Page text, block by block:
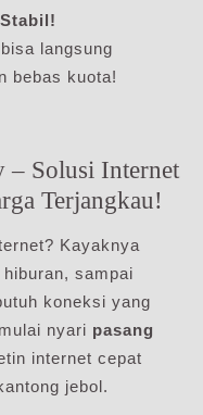
langsung
bebas kuota!
– Solusi Internet
Terjangkau!
Kayaknya
sampai
koneksi yang
nyari pasang
internet cepat
jebol.